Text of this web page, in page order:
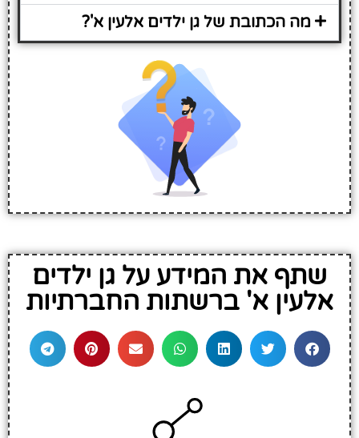
מה הכתובת של גן ילדים אלעין א'?
שתף את המידע על גן ילדים
אלעין א' ברשתות החברתיות